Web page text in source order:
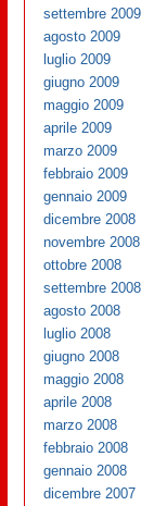
settembre 2009
agosto 2009
luglio 2009
giugno 2009
maggio 2009
aprile 2009
marzo 2009
febbraio 2009
gennaio 2009
dicembre 2008
novembre 2008
ottobre 2008
settembre 2008
agosto 2008
luglio 2008
giugno 2008
maggio 2008
aprile 2008
marzo 2008
febbraio 2008
gennaio 2008
dicembre 2007